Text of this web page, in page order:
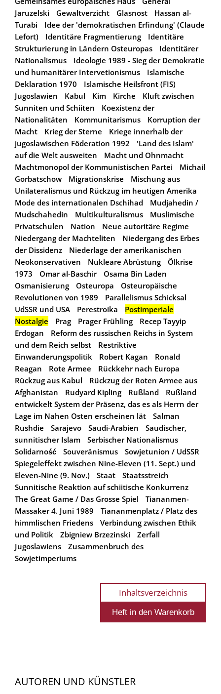
Jaruzelski
Gewaltverzicht Glasnost
Hassan al-
Turabi
Idee der 'demokratischen Erfindung' (Claude
Lefort)
Identitäre Fragmentierung
Identitäre
Strukturierung in Ländern Osteuropas
Identitärer
Nationalismus
Ideologie 1989 - Sieg der Demokratie
und humanitärer Intervetionismus
Islamische
Deklaration 1970
Islamische Heilsfront (FIS)
Jugoslawien
Kabul Kim Kirche
Kluft zwischen
Sunniten und Schiiten
Koexistenz der
Nationalitäten
Kommunitarismus
Korruption der
Macht
Krieg der Sterne
Kriege innerhalb der
jugoslawischen Föderation 1992
'Land des Islam'
auf die Welt ausweiten
Macht und Ohnmacht
Machtmonopol der Kommunistischen Partei
Michail
Gorbatschow
Migrationskrise
Mischung aus
Unilateralismus und Rückzug im heutigen Amerika
Mode des internationalen Dschihad
Mudjahedin /
Mudschahedin
Multikulturalismus
Muslimische
Privatschulen
Nation
Neue autoritäre Regime
Niedergang der Machteliten
Niedergang des Erbes
der Dissidenz
Niederlage der amerikanischen
Neokonservativen
Nukleare Abrüstung
Ölkrise
1973
Omar al-Baschir
Osama Bin Laden
Osmanisierung
Osteuropa
Osteuropäische
Revolutionen von 1989
Parallelismus Schicksal
UdSSR und USA
Perestroika
Postimperiale
Nostalgie
Prag Prager Frühling
Recep Tayyip
Erdogan
Reform des russischen Reichs in System
und dem Reich selbst
Restriktive
Einwanderungspolitik
Robert Kagan
Ronald
Reagan
Rote Armee
Rückkehr nach Europa
Rückzug aus Kabul
Rückzug der Roten Armee aus
Afghanistan
Rudyard Kipling Rußland
Rußland
entwickelt System der Präsenz, das es als Herrn der
Lage im Nahen Osten erscheinen lät
Salman
Rushdie
Sarajevo Saudi-Arabien
Saudischer,
sunnitischer Islam
Serbischer Nationalismus
Solidarność
Souveränismus
Sowjetunion / UdSSR
Spiegeleffekt zwischen Nine-Eleven (11. Sept.) und
Eleven-Nine (9. Nov.)
Staat
Staatsstreich
Sunnitische Reaktion auf schiitische Konkurrenz
The Great Game / Das Grosse Spiel
Tiananmen-
Massaker 4. Juni 1989
Tiananmenplatz / Platz des
himmlischen Friedens
Verbindung zwischen Ethik
und Politik
Zbigniew Brzezinski
Zerfall
Jugoslawiens
Zusammenbruch des
Sowjetimperiums
Inhaltsverzeichnis
AUTOREN UND KÜNSTLER